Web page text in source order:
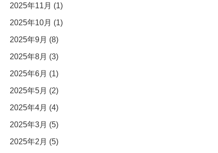
2025年11月 (1)
2025年10月 (1)
2025年9月 (8)
2025年8月 (3)
2025年6月 (1)
2025年5月 (2)
2025年4月 (4)
2025年3月 (5)
2025年2月 (5)